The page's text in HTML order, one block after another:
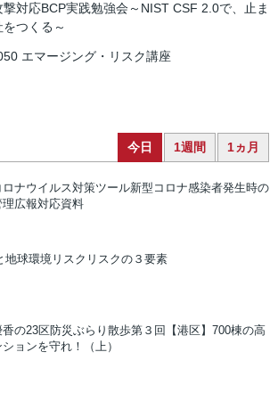
対応BCP実践勉強会～NIST CSF 2.0で、止ま
つくる～
エマージング・リスク講座
今日 1週間 1ヵ月
ロナウイルス対策ツール新型コロナ感染者発生時の
理広報対応資料
地球環境リスク リスクの３要素
の23区防災ぶらり散歩第３回【港区】700棟の高
ョンを守れ！（上）